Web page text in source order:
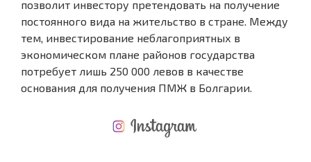
позволит инвестору претендовать на получение
постоянного вида на жительство в стране. Между
тем, инвестирование неблагоприятных в
экономическом плане районов государства
потребует лишь 250 000 левов в качестве
основания для получения ПМЖ в Болгарии.